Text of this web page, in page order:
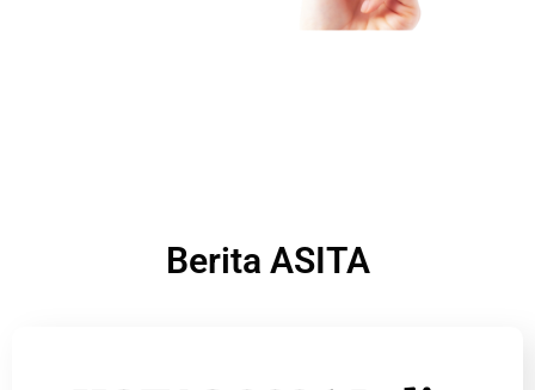
Berita ASITA